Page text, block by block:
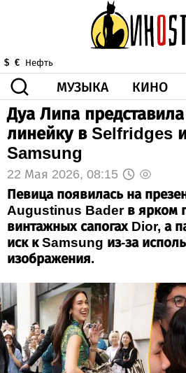
$ € Нефть
МУЗЫКА КИНО
ЗДОРОВЬЕ КОРОНА
ВИДЕО
Дуа Липа
линейку в Selfridges и
Samsung
22 Мая 2026, 08:15
Певица появилась на
Augustinus Bader в ярком
винтажных сапогах Dior, а
иск к Samsung из-за
изображения.